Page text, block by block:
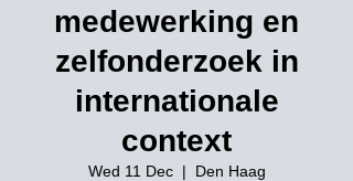
medewerking en
zelfonderzoek in
internationale
context
Wed 11 Dec
  |
Den Haag